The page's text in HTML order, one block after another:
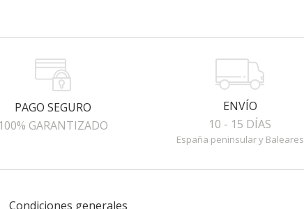
PAGO SEGURO
100% GARANTIZADO
ENVÍO
10 - 15 DÍAS
España peninsular y Baleares
Condiciones generales